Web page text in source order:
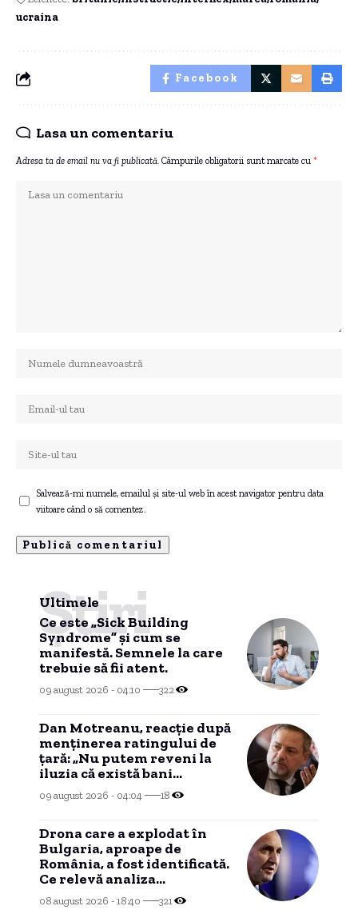
ucraina
Facebook
Lasa un comentariu
Adresa ta de email nu va fi publicată. Câmpurile obligatorii sunt marcate cu *
Salvează-mi numele, emailul și site-ul web în acest navigator pentru data
viitoare când o să comentez.
Ultimele
Știri
Ce este „Sick Building
Syndrome” și cum se
manifestă. Semnele la care
trebuie să fii atent.
09 august 2026 - 04:10 322
Dan Motreanu, reacție după
menținerea ratingului de
țară: „Nu putem reveni la
iluzia că există bani
nelimitați”
09 august 2026 - 04:04 18
Drona care a explodat în
Bulgaria, aproape de
România, a fost identificată.
Ce relevă analiza
preliminară a epavei
08 august 2026 - 18:40 321